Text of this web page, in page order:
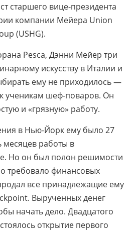
старшего вице-президента
компании Мейера Union
(USHG).
Pesca, Дэнни Мейер три
искусству в Италии и
ему не приходилось —
ученикам шеф-поваров. Он
и «грязную» работу.
в Нью-Йорк ему было 27
месяцев работы в
Но он был полон решимости
требовало финансовых
все принадлежащие ему
Вырученных денег
начать дело. Двадцатого
открытие первого